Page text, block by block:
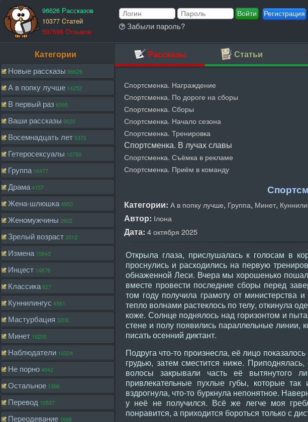
96626 Рассказов
10377 Cтатей
597596 Отзывов
Регистрация
Забыли пароль?
Категории
Новые рассказы 96626
А в попку лучше 14252
В первый раз6595
Ваши рассказы 6620
Восемнадцать лет5372
Гетеросексуалы 10750
Группа 16477
Драма4157
Жена-шлюшка4950
Женомужчины 2602
Зрелый возраст3512
Измена 15843
Инцест 14879
Классика627
Куннилингус 4561
Мастурбация 3206
Минет 16200
Наблюдатели 10324
Не порно4042
Остальное 1396
Перевод 10537
Переодевание 1668
Рассказы Статьи
Спортсменка. Награждение
Спортсменка. По дороге на сборы
Спортсменка. Сборы
Спортсменка. Начало сезона
Спортсменка. Тренировка
Спортсменка. В лучах славы
Спортсменка. Съёмка в рекламе
Спортсменка. Приём в команду
Категории: А в попку лучше, Группа, Минет,
Автор: Ілона
Дата: 4 октября 2025
Открыла глаза, прислушалась к голосам в
проснулись и расходились на первую
обнаженной Леси. Вчера мы хорошенько
вместе провести последние сборы перед
том году получила грамоту от министерства
тепло волнами растеклось по телу, откинула
коже. Солнце поднялось над горизонтом и
стене и полу появились параллельные линии,
писать осенний диктант.
Подруга что-то произнесла, её лицо
грудью, затем сместится ниже.
волосы закрывали часть её вытянутого
привлекательные пухлые губы, которые
вздрогнула, что-то буркнула непонятное.
у неё не получился. Всё же легче моя
понравится, а приходится бороться только с